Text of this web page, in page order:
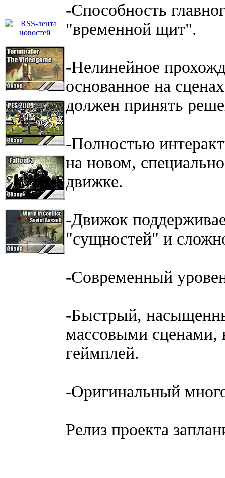
-Способность
"временной щит".
-Нелинейное
основанное на
должен принять
-Полностью
на новом,
движке.
-Движок
"сущностей" и
-Современный
-Быстрый,
массовыми
геймплей.
-Оригинальный
Релиз проекта